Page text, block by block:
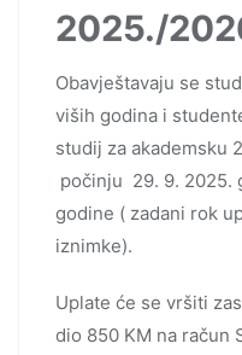
2025./
Obavještavaju se
viših godina i
studij za akademsku
počinju 29. 9. 2025.
godine ( zadani rok
iznimke).
Uplate će se vršiti
dio 850 KM na račun